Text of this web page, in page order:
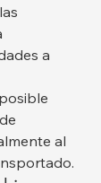
a
al